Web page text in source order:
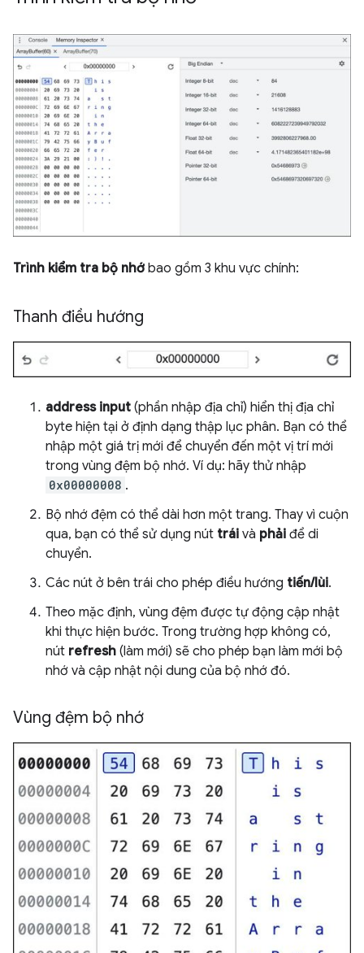
Trình kiểm tra bộ nhớ bao gồm 3 khu vực chính:
Thanh điều hướng
address input (phần nhập địa chỉ) hiển thị địa chỉ
byte hiện tại ở định dạng thập lục phân. Bạn có thể
nhập một giá trị mới để chuyển đến một vị trí mới
trong vùng đệm bộ nhớ. Ví dụ: hãy thử nhập
0x00000008 .
Bộ nhớ đệm có thể dài hơn một trang. Thay vì cuộn
qua, bạn có thể sử dụng nút trái và phải để di
chuyển.
Các nút ở bên trái cho phép điều hướng tiến/lùi.
Theo mặc định, vùng đệm được tự động cập nhật
khi thực hiện bước. Trong trường hợp không có,
nút refresh (làm mới) sẽ cho phép bạn làm mới bộ
nhớ và cập nhật nội dung của bộ nhớ đó.
Vùng đệm bộ nhớ